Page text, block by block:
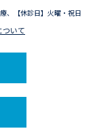
、【休診日】火曜・祝日
ついて